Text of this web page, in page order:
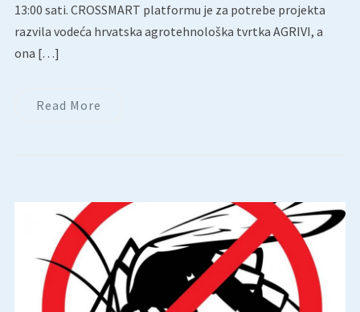
13:00 sati. CROSSMART platformu je za potrebe projekta
razvila vodeća hrvatska agrotehnološka tvrtka AGRIVI, a
ona […]
Read More